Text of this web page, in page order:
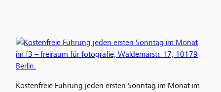
Kostenfreie Führung jeden ersten Sonntag im Monat im